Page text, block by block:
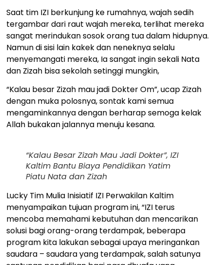
Saat tim IZI berkunjung ke rumahnya, wajah sedih
tergambar dari raut wajah mereka, terlihat mereka
sangat merindukan sosok orang tua dalam hidupnya.
Namun di sisi lain kakek dan neneknya selalu
menyemangati mereka, Ia sangat ingin sekali Nata
dan Zizah bisa sekolah setinggi mungkin,
“Kalau besar Zizah mau jadi Dokter Om”, ucap Zizah
dengan muka polosnya, sontak kami semua
mengaminkannya dengan berharap semoga kelak
Allah bukakan jalannya menuju kesana.
“Kalau Besar Zizah Mau Jadi Dokter”, IZI
Kaltim Bantu Biaya Pendidikan Yatim
Piatu Nata dan Zizah
Lucky Tim Mulia Inisiatif IZI Perwakilan Kaltim
menyampaikan tujuan program ini, “IZI terus
mencoba memahami kebutuhan dan mencarikan
solusi bagi orang-orang terdampak, beberapa
program kita lakukan sebagai upaya meringankan
saudara – saudara yang terdampak, salah satunya